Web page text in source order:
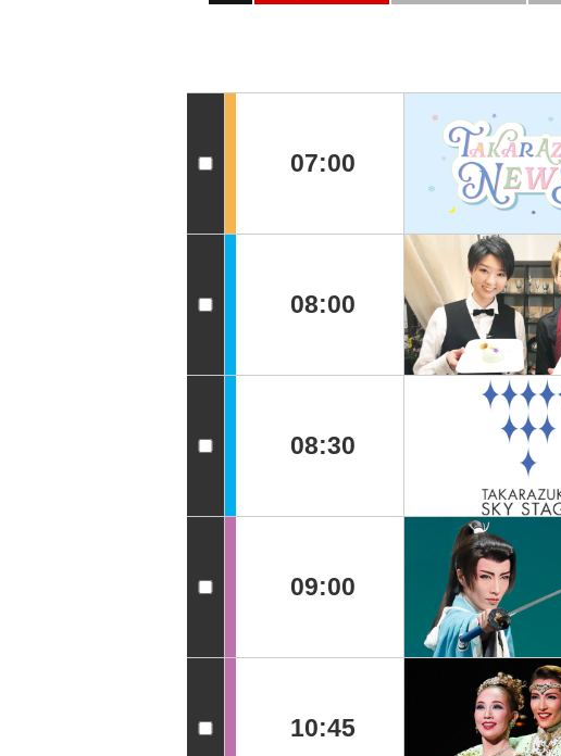
07:00
08:00
08:30
09:00
10:45